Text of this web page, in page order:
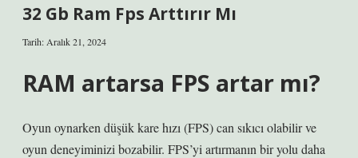
32 Gb Ram Fps Arttırır Mı
Tarih: Aralık 21, 2024
RAM artarsa FPS artar mı?
Oyun oynarken düşük kare hızı (FPS) can sıkıcı olabilir ve
oyun deneyiminizi bozabilir. FPS’yi artırmanın bir yolu daha